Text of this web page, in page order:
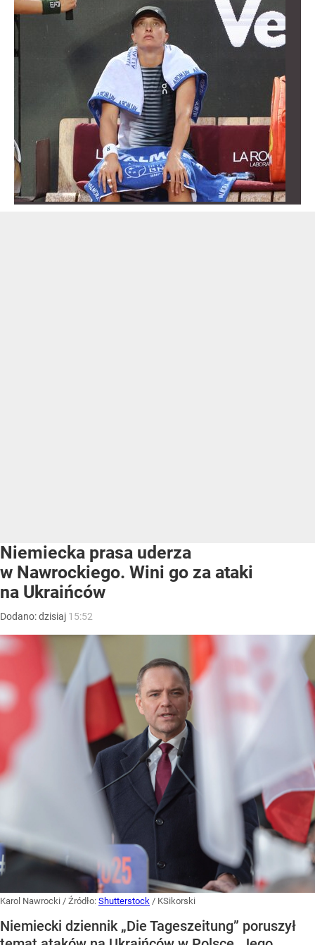
Niemiecka prasa uderza
w Nawrockiego. Wini go za ataki
na Ukraińców
Dodano:dzisiaj 15:52
Karol Nawrocki / Źródło: Shutterstock / KSikorski
Niemiecki dziennik „Die Tageszeitung” poruszył